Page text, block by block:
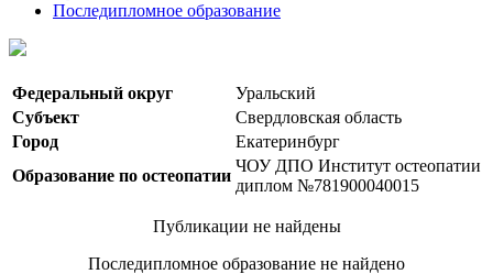
Последипломное образование
Федеральный округ
Уральский
Субъект
Свердловская область
Город
Екатеринбург
Образование по остеопатии
ЧОУ ДПО Институт остеопатии
диплом №781900040015
Публикации не найдены
Последипломное образование не найдено